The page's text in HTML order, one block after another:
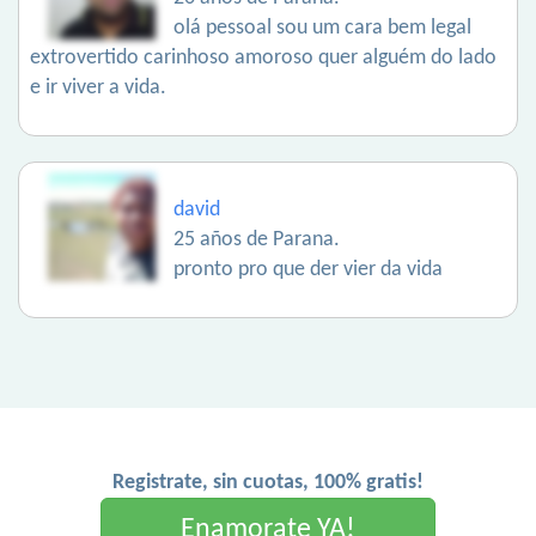
olá pessoal sou um cara bem legal
extrovertido carinhoso amoroso quer alguém do lado
e ir viver a vida.
david
25 años de Parana.
pronto pro que der vier da vida
Registrate, sin cuotas, 100% gratis!
Enamorate YA!